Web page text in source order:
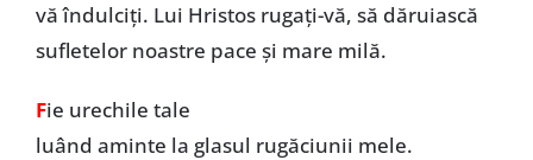
vă îndulciţi. Lui Hristos rugaţi-vă, să dăruiască
sufletelor noastre pace şi mare milă.
Fie urechile tale
luând aminte la glasul rugăciunii mele.